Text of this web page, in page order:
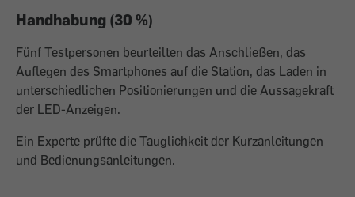
Handhabung (30 %)
Fünf Testpersonen beurteilten das Anschließen, das
Auflegen des Smartphones auf die Station, das Laden in
unterschiedlichen Positionierungen und die Aussagekraft
der LED-Anzeigen.
Ein Experte prüfte die Tauglichkeit der Kurzanleitungen
und Bedienungsanleitungen.